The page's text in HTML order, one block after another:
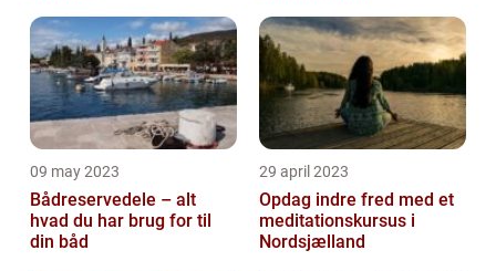
09 may 2023
Bådreservedele – alt
hvad du har brug for til
din båd
29 april 2023
Opdag indre fred med et
meditationskursus i
Nordsjælland